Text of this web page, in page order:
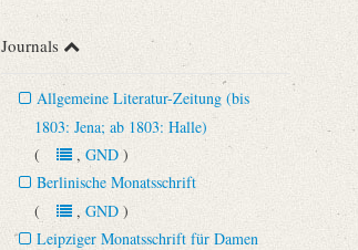
Journals
Allgemeine Literatur-Zeitung (bis
1803: Jena; ab 1803: Halle)
(, GND)
Berlinische Monatsschrift
(, GND)
Leipziger Monatsschrift für Damen